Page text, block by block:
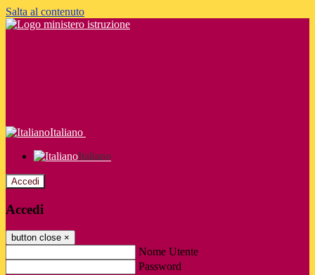
Salta al contenuto
Italiano
Italiano
Accedi
Accedi
button close ×
Nome Utente
Password